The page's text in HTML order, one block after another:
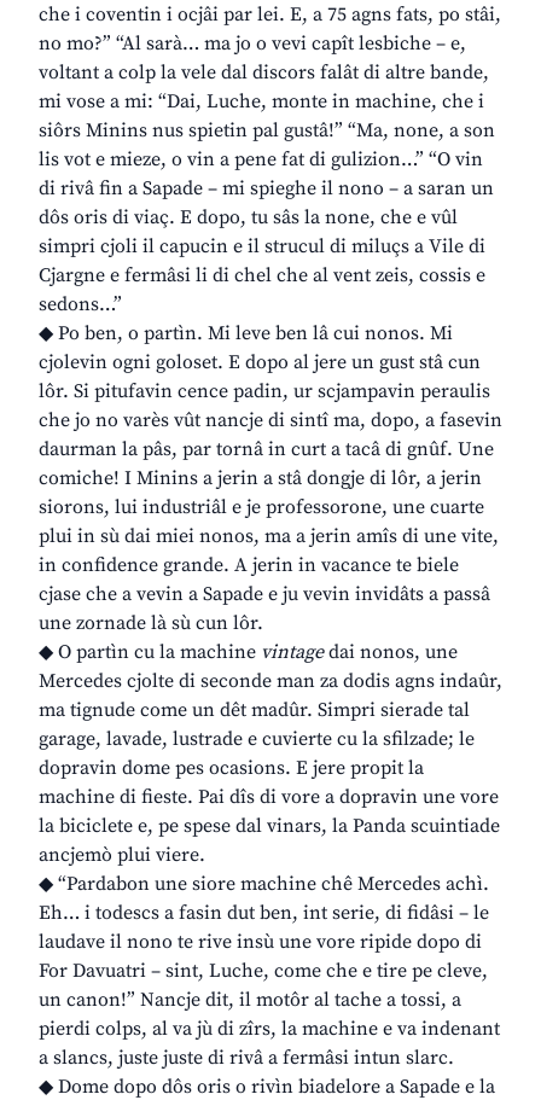
che i coventin i ocjâi par lei. E, a 75 agns fats, po stâi,
no mo?” “Al sarà… ma jo o vevi capît lesbiche – e,
voltant a colp la vele dal discors falât di altre bande,
mi vose a mi: “Dai, Luche, monte in machine, che i
siôrs Minins nus spietin pal gustâ!” “Ma, none, a son
lis vot e mieze, o vin a pene fat di gulizion…” “O vin
di rivâ fin a Sapade – mi spieghe il nono – a saran un
dôs oris di viaç. E dopo, tu sâs la none, che e vûl
simpri cjoli il capucin e il strucul di miluçs a Vile di
Cjargne e fermâsi li di chel che al vent zeis, cossis e
sedons…”
◆ Po ben, o partìn. Mi leve ben lâ cui nonos. Mi
cjolevin ogni goloset. E dopo al jere un gust stâ cun
lôr. Si pitufavin cence padin, ur scjampavin peraulis
che jo no varès vût nancje di sintî ma, dopo, a fasevin
daurman la pâs, par tornâ in curt a tacâ di gnûf. Une
comiche! I Minins a jerin a stâ dongje di lôr, a jerin
siorons, lui industriâl e je professorone, une cuarte
plui in sù dai miei nonos, ma a jerin amîs di une vite,
in confidence grande. A jerin in vacance te biele
cjase che a vevin a Sapade e ju vevin invidâts a passâ
une zornade là sù cun lôr.
◆ O partìn cu la machine vintagedai nonos, une
Mercedes cjolte di seconde man za dodis agns indaûr,
ma tignude come un dêt madûr. Simpri sierade tal
garage, lavade, lustrade e cuvierte cu la sfilzade; le
dopravin dome pes ocasions. E jere propit la
machine di fieste. Pai dîs di vore a dopravin une vore
la biciclete e, pe spese dal vinars, la Panda scuintiade
ancjemò plui viere.
◆ “Pardabon une siore machine chê Mercedes achì.
Eh… i todescs a fasin dut ben, int serie, di fidâsi – le
laudave il nono te rive insù une vore ripide dopo di
For Davuatri – sint, Luche, come che e tire pe cleve,
un canon!” Nancje dit, il motôr al tache a tossi, a
pierdi colps, al va jù di zîrs, la machine e va indenant
a slancs, juste juste di rivâ a fermâsi intun slarc.
◆ Dome dopo dôs oris o rivìn biadelore a Sapade e la